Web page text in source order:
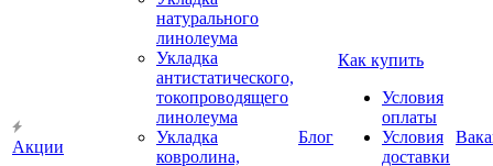
Акции
натурального
линолеума
Укладка
антистатического,
токопроводящего
линолеума
Укладка
ковролина,
Блог
Как купить
Условия
оплаты
Условия
доставки